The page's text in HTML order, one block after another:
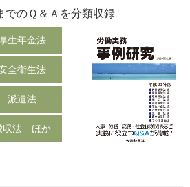
でのＱ＆Ａを分類収録
厚生年金法
全衛生法
派遣法
収法 ほか